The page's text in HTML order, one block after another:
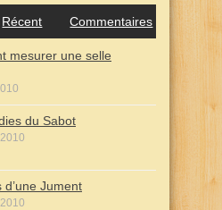
Récent Commentaires
mesurer une selle
du Sabot
d’une Jument